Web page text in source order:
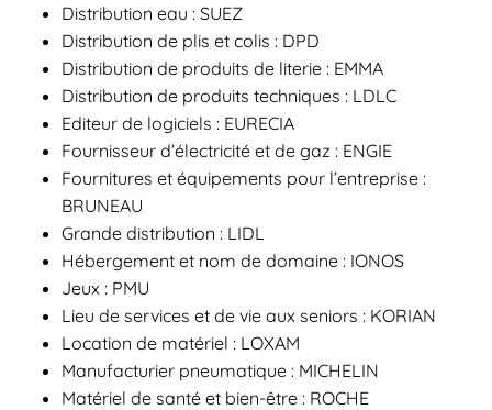
Distribution eau : SUEZ
Distribution de plis et colis : DPD
Distribution de produits de literie : EMMA
Distribution de produits techniques : LDLC
Editeur de logiciels : EURECIA
Fournisseur d’électricité et de gaz : ENGIE
Fournitures et équipements pour l’entreprise :
BRUNEAU
Grande distribution : LIDL
Hébergement et nom de domaine : IONOS
Jeux : PMU
Lieu de services et de vie aux seniors : KORIAN
Location de matériel : LOXAM
Manufacturier pneumatique : MICHELIN
Matériel de santé et bien-être : ROCHE